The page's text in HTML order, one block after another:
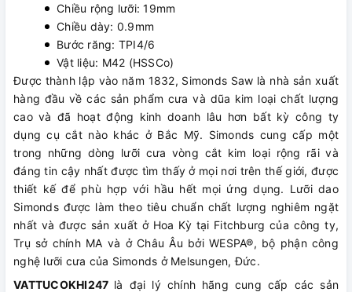
Chiều rộng lưỡi: 19mm
Chiều dày: 0.9mm
Bước răng: TPI4/6
Vật liệu: M42 (HSSCo)
Được thành lập vào năm 1832, Simonds Saw là nhà sản xuất
hàng đầu về các sản phẩm cưa và dũa kim loại chất lượng
cao và đã hoạt động kinh doanh lâu hơn bất kỳ công ty
dụng cụ cắt nào khác ở Bắc Mỹ. Simonds cung cấp một
trong những dòng lưỡi cưa vòng cắt kim loại rộng rãi và
đáng tin cậy nhất được tìm thấy ở mọi nơi trên thế giới, được
thiết kế để phù hợp với hầu hết mọi ứng dụng. Lưỡi dao
Simonds được làm theo tiêu chuẩn chất lượng nghiêm ngặt
nhất và được sản xuất ở Hoa Kỳ tại Fitchburg của công ty,
Trụ sở chính MA và ở Châu Âu bởi WESPA®, bộ phận công
nghệ lưỡi cưa của Simonds ở Melsungen, Đức.
VATTUCOKHI247 là đại lý chính hãng cung cấp các sản